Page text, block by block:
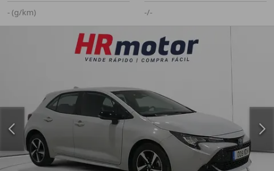
- (g/km)
-/-